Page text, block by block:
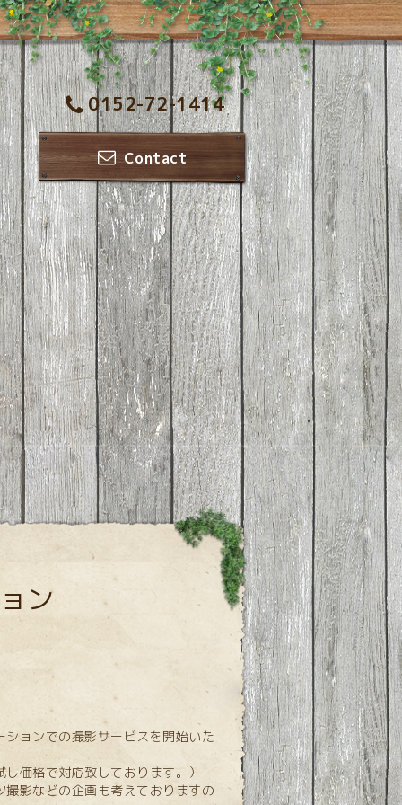
0152-72-1414
Contact
ン
ョンでの撮影サービスを開始いた
価格で対応致しております。）
影などの企画も考えておりますの